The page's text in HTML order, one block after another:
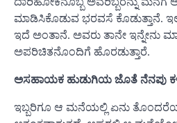
ಮಾಡಿಸಿಕೊಡುವ ಭರವಸೆ ಕೊಡುತ್ತಾನೆ.
ಇದೆ ಅಂತಾನೆ. ಅವರು ತಾನೇ ಇನ್ನೇನು
ಅಪರಿಚಿತನೊಂದಿಗೆ ಹೊರಡುತ್ತಾರೆ.
ಅಸಹಾಯಕ ಹುಡುಗಿಯ ಜೊತೆ ನೆ‌ನಪು
ಇಬ್ಬರಿಗೂ ಆ ಮನೆಯಲ್ಲಿ ಏನು